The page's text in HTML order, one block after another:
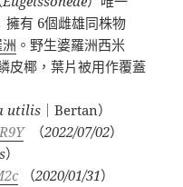
擁有 6個雌雄同株物
。野生婆羅洲西米
皮椰，葉片被用作覆蓋
utilis ｜Bertan）
（2022/07/02）
）
（2020/01/31）